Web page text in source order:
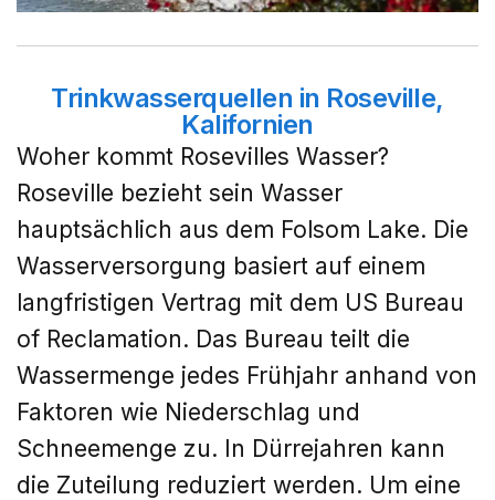
Trinkwasserquellen in Roseville,
Kalifornien
Woher kommt Rosevilles Wasser?
Roseville bezieht sein Wasser
hauptsächlich aus dem Folsom Lake. Die
Wasserversorgung basiert auf einem
langfristigen Vertrag mit dem US Bureau
of Reclamation. Das Bureau teilt die
Wassermenge jedes Frühjahr anhand von
Faktoren wie Niederschlag und
Schneemenge zu. In Dürrejahren kann
die Zuteilung reduziert werden. Um eine